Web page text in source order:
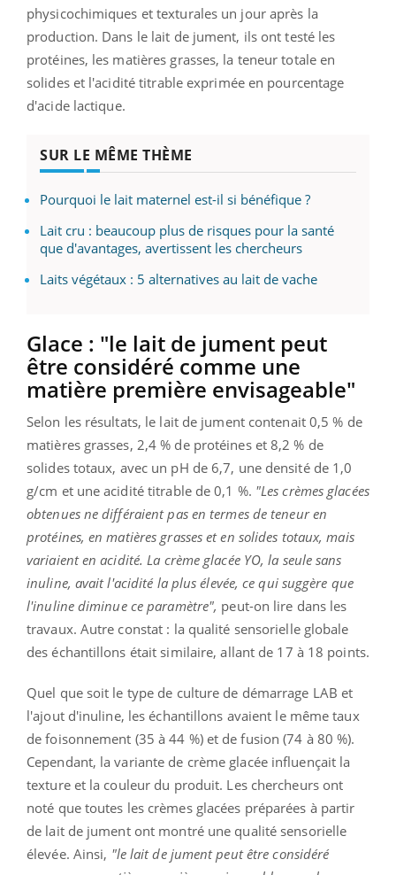
physicochimiques et texturales un jour après la
production. Dans le lait de jument, ils ont testé les
protéines, les matières grasses, la teneur totale en
solides et l'acidité titrable exprimée en pourcentage
d'acide lactique.
SUR LE MÊME THÈME
Pourquoi le lait maternel est-il si bénéfique ?
Lait cru : beaucoup plus de risques pour la santé
que d'avantages, avertissent les chercheurs
Laits végétaux : 5 alternatives au lait de vache
Glace : "le lait de jument peut
être considéré comme une
matière première envisageable"
Selon les résultats, le lait de jument contenait 0,5 % de
matières grasses, 2,4 % de protéines et 8,2 % de
solides totaux, avec un pH de 6,7, une densité de 1,0
g/cm et une acidité titrable de 0,1 %. "Les crèmes glacées
obtenues ne différaient pas en termes de teneur en
protéines, en matières grasses et en solides totaux, mais
variaient en acidité. La crème glacée YO, la seule sans
inuline, avait l'acidité la plus élevée, ce qui suggère que
l'inuline diminue ce paramètre", peut-on lire dans les
travaux. Autre constat : la qualité sensorielle globale
des échantillons était similaire, allant de 17 à 18 points.
Quel que soit le type de culture de démarrage LAB et
l'ajout d'inuline, les échantillons avaient le même taux
de foisonnement (35 à 44 %) et de fusion (74 à 80 %).
Cependant, la variante de crème glacée influençait la
texture et la couleur du produit. Les chercheurs ont
noté que toutes les crèmes glacées préparées à partir
de lait de jument ont montré une qualité sensorielle
élevée. Ainsi, "le lait de jument peut être considéré